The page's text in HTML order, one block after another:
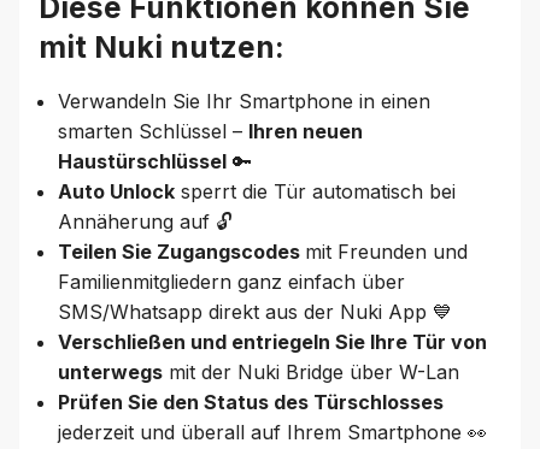
Diese Funktionen können Sie
mit Nuki nutzen:
Verwandeln Sie Ihr Smartphone in einen
smarten Schlüssel – Ihren neuen
Haustürschlüssel 🔑
Auto Unlock sperrt die Tür automatisch bei
Annäherung auf 🔓
Teilen Sie Zugangscodes mit Freunden und
Familienmitgliedern ganz einfach über
SMS/Whatsapp direkt aus der Nuki App 💙
Verschließen und entriegeln Sie Ihre Tür von
unterwegs mit der Nuki Bridge über W-Lan
Prüfen Sie den Status des Türschlosses
jederzeit und überall auf Ihrem Smartphone 👀